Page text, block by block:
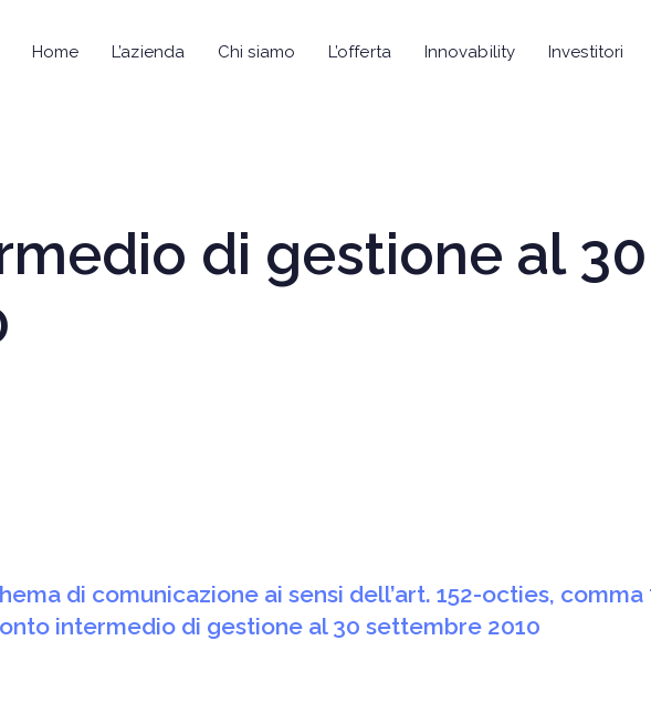
Home L’azienda Chi siamo L’offerta Innovability Investitori
di gestione al 30
di comunicazione ai sensi dell’art. 152-octies, comma
intermedio di gestione al 30 settembre 2010